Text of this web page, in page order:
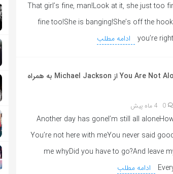
That girl’s fine, man!Look at it, she just too
fine too!She is banging!She’s off the
you’re
ادامه مطلب
آهنگ انگلیسی You Are Not Alone از Michael Jackson به همراه
0 4 ماه پیش
… Another day has goneI’m still all
You’re not here with meYou never said
me whyDid you have to go?And leave
ادامه مطلب